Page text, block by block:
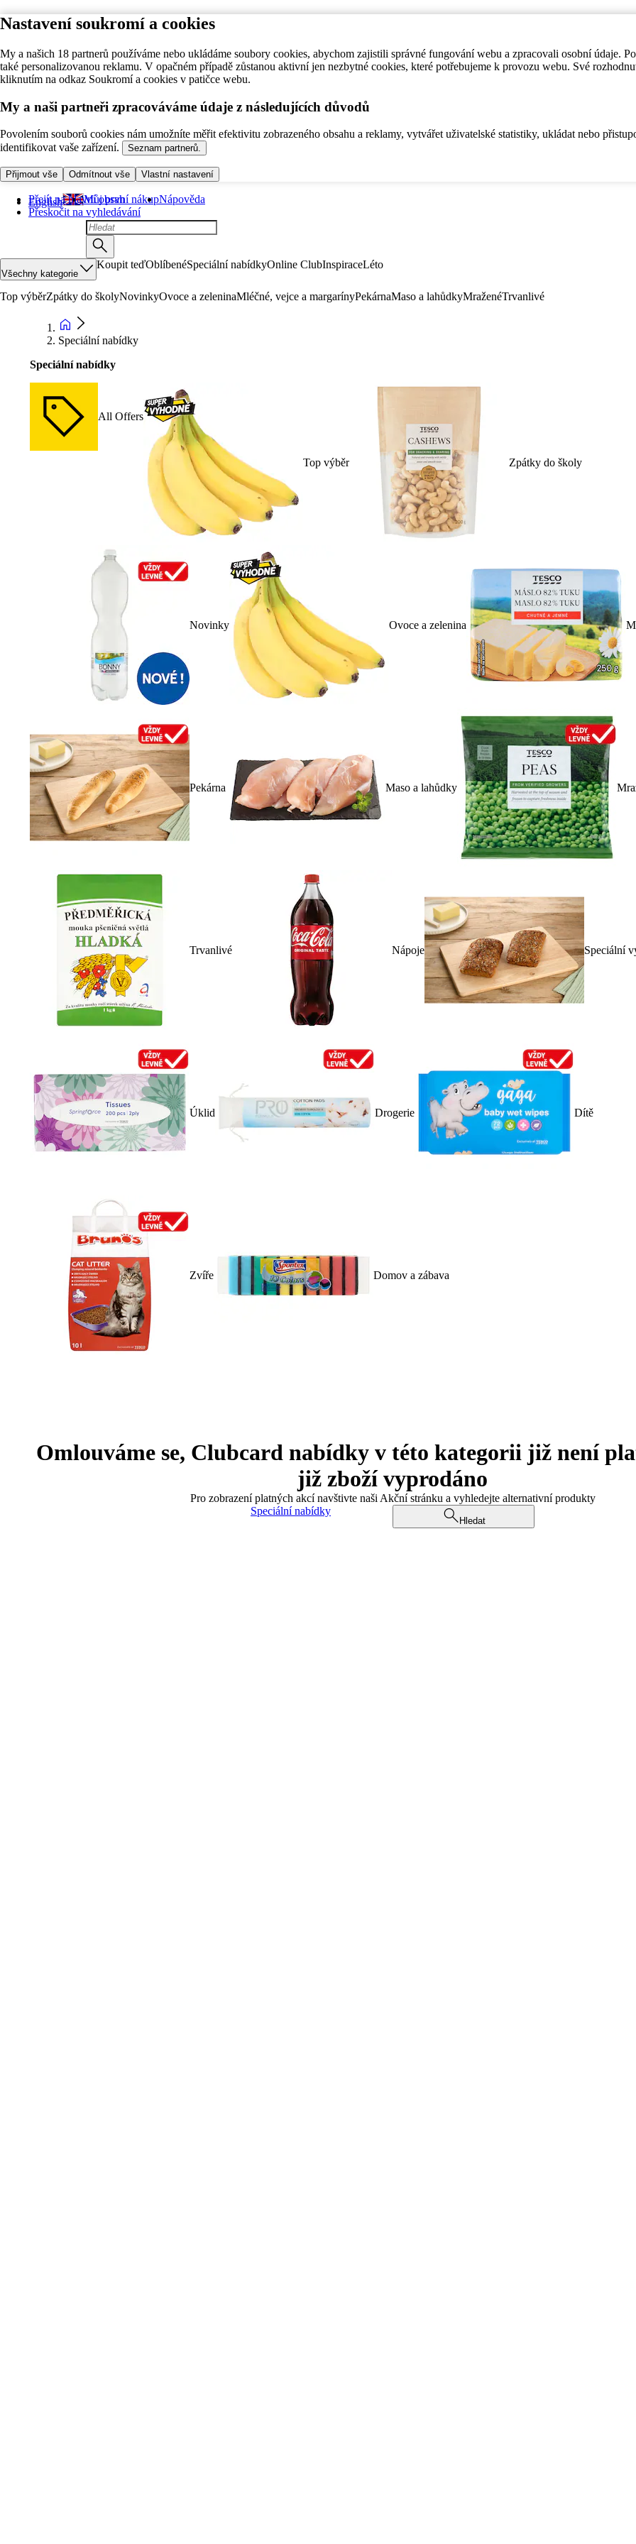
Nastavení soukromí a cookies
My a našich 18 partnerů používáme nebo ukládáme soubory cookies, abychom zajistili správné fungování webu a zpracovali osobní údaje.
také personalizovanou reklamu. V opačném případě zůstanou aktivní jen nezbytné cookies, které potřebujeme k provozu webu. Své
kliknutím na odkaz Soukromí a cookies v patičce webu.
My a naši partneři zpracováváme údaje z následujících důvodů
Povolením souborů cookies nám umožníte měřit efektivitu zobrazeného obsahu a reklamy, vytvářet uživatelské statistiky, ukládat nebo
identifikovat vaše zařízení.
Seznam partnerů.
Přijmout vše Odmítnout vše Vlastní nastavení
Přejít na hlavní obsah
Přeskočit na vyhledávání
English Můj první nákupNápověda
Všechny kategorie
Koupit teďOblíbenéSpeciální nabídkyOnline ClubInspiraceLéto
Top výběrZpátky do školyNovinkyOvoce a zeleninaMléčné, vejce a margarínyPekárnaMaso a lahůdkyMraženéTrvanlivé
Speciální nabídky
Speciální nabídky
All Offers
Top výběr Zpátky do školy
Novinky Ovoce a zelenina
Pekárna Maso a lahůdky
Trvanlivé Nápoje Speciální
Úklid Drogerie Dítě
Zvíře Domov a zábava
Omlouváme se, Clubcard nabídky v této kategorii již není
již zboží vyprodáno
Pro zobrazení platných akcí navštivte naši Akční stránku a vyhledejte alternativní produkty
Speciální nabídky
Hledat